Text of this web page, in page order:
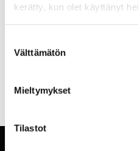
kerätty, kun olet käyttänyt
valinta
Välttämätön
Mieltymykset
Tilastot